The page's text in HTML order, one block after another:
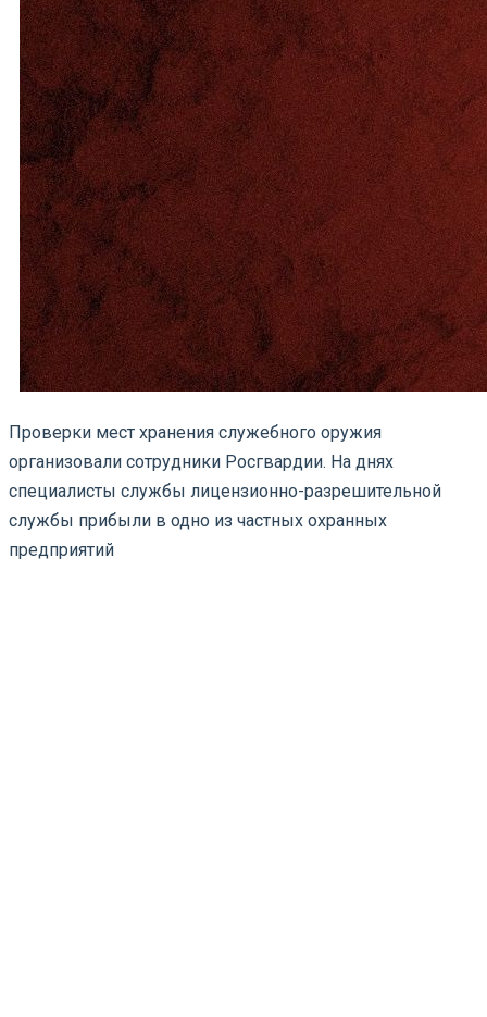
Проверки мест хранения служебного оружия
организовали сотрудники Росгвардии. На днях
специалисты службы лицензионно-разрешительной
службы прибыли в одно из частных охранных
предприятий